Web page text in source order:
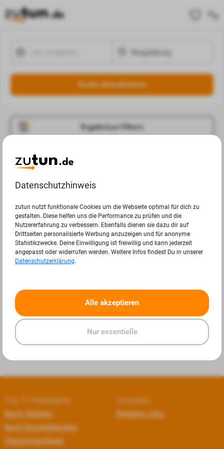
Suche aktualisieren
Ergebnisse Filtern
Jobangebote
Ergebnisse.
« »
Top 10 Arbeitgeber
Nach Städten
Nach Bundesländern
Deutschlandweit
Jobseiten
Beliebte Jobs
Datenschutzhinweis
zutun nutzt funktionale Cookies um die Webseite optimal für dich zu
gestalten. Diese helfen uns die Performance zu prüfen und die
Nutzererfahrung zu verbessern. Ebenfalls dienen sie dazu dir auf
Drittseiten personalisierte Werbung anzuzeigen und für anonyme
Statistikzwecke. Deine Einwilligung ist freiwillig und kann jederzeit
angepasst oder widerrufen werden. Weitere Infos findest Du in unserer
Datenschutzerklärung.
Alle akzeptieren
Nur essentielle